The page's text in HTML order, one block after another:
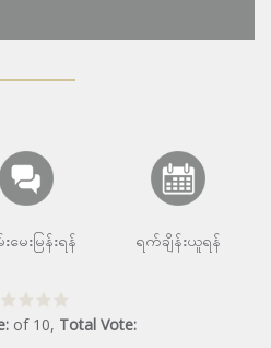
မေးမြန်းရန် ရက်ချိန်းယူရန်
of 10, Total Vote: